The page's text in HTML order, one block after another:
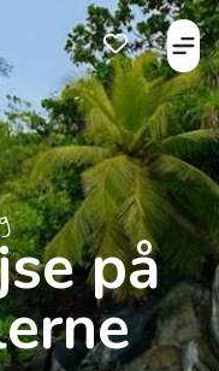
Åben
på